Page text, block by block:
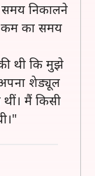
निकालने
कम का समय
थी कि मुझे
शेड्यूल
मैं किसी